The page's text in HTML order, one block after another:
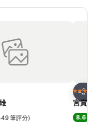
夾
筆評分)
分享
4 星級
宮賞藝
8.6